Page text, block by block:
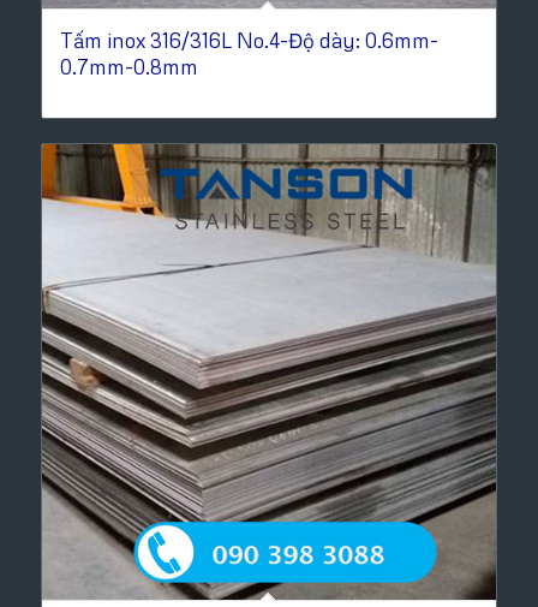
Tấm inox 316/316L No.4-Độ dày: 0.6mm-
0.7mm-0.8mm